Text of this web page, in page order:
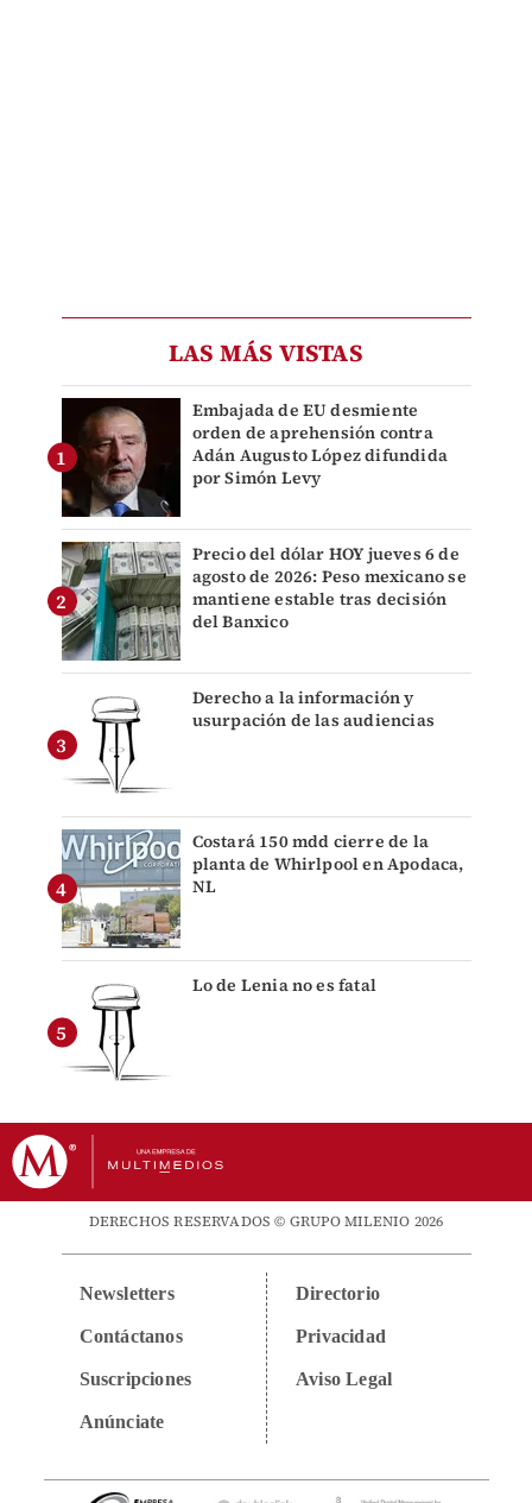
LAS MÁS VISTAS
Embajada de EU desmiente
orden de aprehensión contra
Adán Augusto López difundida
por Simón Levy
Precio del dólar HOY jueves 6 de
agosto de 2026: Peso mexicano se
mantiene estable tras decisión
del Banxico
Derecho a la información y
usurpación de las audiencias
Costará 150 mdd cierre de la
planta de Whirlpool en Apodaca,
NL
Lo de Lenia no es fatal
DERECHOS RESERVADOS © GRUPO MILENIO 2026
Newsletters
Contáctanos
Suscripciones
Anúnciate
Directorio
Privacidad
Aviso Legal